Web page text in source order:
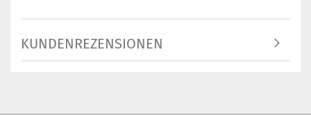
KUNDENREZENSIONEN